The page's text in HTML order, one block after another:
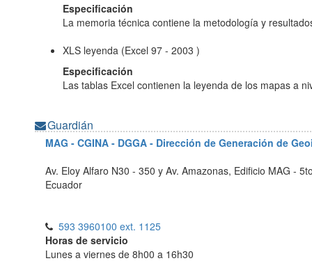
Especificación
La memoria técnica contiene la metodología y
XLS leyenda (Excel 97 - 2003 )
Especificación
Las tablas Excel contienen la leyenda de los mapas a
Guardián
MAG - CGINA - DGGA - Dirección de Generación de
Av. Eloy Alfaro N30 - 350 y Av. Amazonas, Edificio MAG -
Ecuador
593 3960100 ext. 1125
Horas de servicio
Lunes a viernes de 8h00 a 16h30